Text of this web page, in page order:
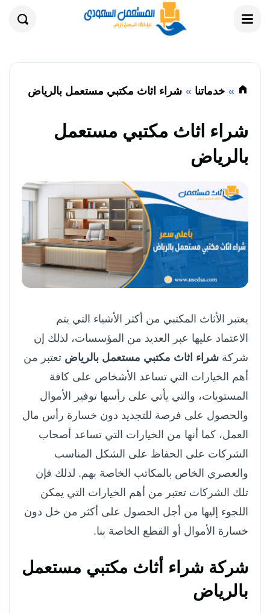
خدماتنا شراء اثاث مكتبي مستعمل بالرياض
شراء اثاث مكتبي مستعمل
بالرياض
يعتبر الأثاث المكتبي من أكثر الأشياء التي يتم
الاعتماد عليها عبر العديد من المؤسسات، لذلك إن
شركة شراء اثاث مكتبي مستعمل بالرياض تعتبر من
أهم الخيارات التي تساعد الأشخاص على كافة
المستويات، والتي يأتي على رأسها توفير الأموال
والحصول على فرصة للتجديد دون خسارة رأس مال
العمل، كما أنها من الخيارات التي تساعد أصحاب
الشركات على الحفاظ على الشكل المناسب
والعصري الخاص بالمكاتب الخاصة بهم. لذلك فإن
تلك الشركات تعتبر من أهم الخيارات التي يمكن
اللجوء إليها من أجل الحصول على أكثر من خل دون
خسارة الأموال أو القطع الخاصة بنا.
شركة شراء أثاث مكتبي مستعمل
بالرياض